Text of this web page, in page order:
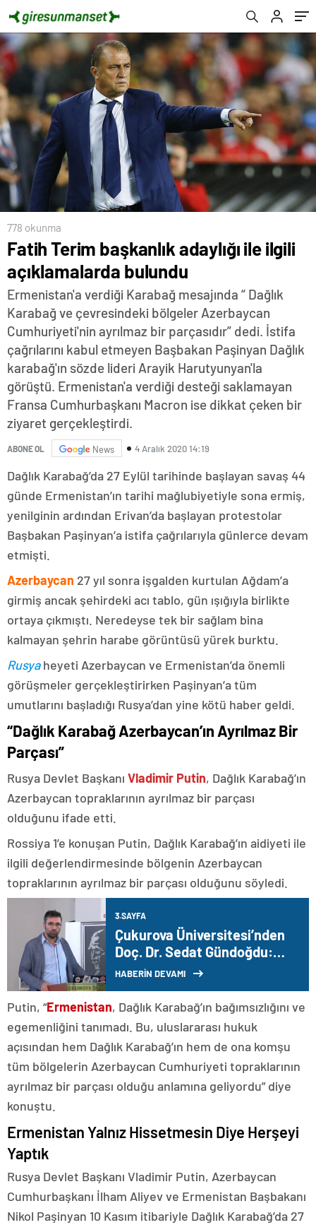
778 okunma
Fatih Terim başkanlık adaylığı ile ilgili
açıklamalarda bulundu
Ermenistan'a verdiği Karabağ mesajında “ Dağlık
Karabağ ve çevresindeki bölgeler Azerbaycan
Cumhuriyeti'nin ayrılmaz bir parçasıdır” dedi. İstifa
çağrılarını kabul etmeyen Başbakan Paşinyan Dağlık
karabağ'ın sözde lideri Arayik Harutyunyan'la
görüştü. Ermenistan'a verdiği desteği saklamayan
Fransa Cumhurbaşkanı Macron ise dikkat çeken bir
ziyaret gerçekleştirdi.
ABONE OL News 4 Aralık 2020 14:19
Dağlık Karabağ’da 27 Eylül tarihinde başlayan savaş 44
günde Ermenistan’ın tarihi mağlubiyetiyle sona ermiş,
yenilginin ardından Erivan’da başlayan protestolar
Başbakan Paşinyan’a istifa çağrılarıyla günlerce devam
etmişti.
Azerbaycan 27 yıl sonra işgalden kurtulan Ağdam’a
girmiş ancak şehirdeki acı tablo, gün ışığıyla birlikte
ortaya çıkmıştı. Neredeyse tek bir sağlam bina
kalmayan şehrin harabe görüntüsü yürek burktu.
Rusyaheyeti Azerbaycan ve Ermenistan’da önemli
görüşmeler gerçekleştirirken Paşinyan’a tüm
umutlarını başladığı Rusya’dan yine kötü haber geldi.
“Dağlık Karabağ Azerbaycan’ın Ayrılmaz Bir
Parçası”
Rusya Devlet Başkanı Vladimir Putin, Dağlık Karabağ’ın
Azerbaycan topraklarının ayrılmaz bir parçası
olduğunu ifade etti.
Rossiya 1’e konuşan Putin, Dağlık Karabağ’ın aidiyeti ile
ilgili değerlendirmesinde bölgenin Azerbaycan
topraklarının ayrılmaz bir parçası olduğunu söyledi.
3.SAYFA
Çukurova Üniversitesi’nden
Doç. Dr. Sedat Gündoğdu:
Çukurova plastik ovasına
HABERİN DEVAMI
Putin, “Ermenistan, Dağlık Karabağ’ın bağımsızlığını ve
egemenliğini tanımadı. Bu, uluslararası hukuk
açısından hem Dağlık Karabağ’ın hem de ona komşu
tüm bölgelerin Azerbaycan Cumhuriyeti topraklarının
ayrılmaz bir parçası olduğu anlamına geliyordu” diye
konuştu.
Ermenistan Yalnız Hissetmesin Diye Herşeyi
Yaptık
Rusya Devlet Başkanı Vladimir Putin, Azerbaycan
Cumhurbaşkanı İlham Aliyev ve Ermenistan Başbakanı
Nikol Paşinyan 10 Kasım itibariyle Dağlık Karabağ’da 27